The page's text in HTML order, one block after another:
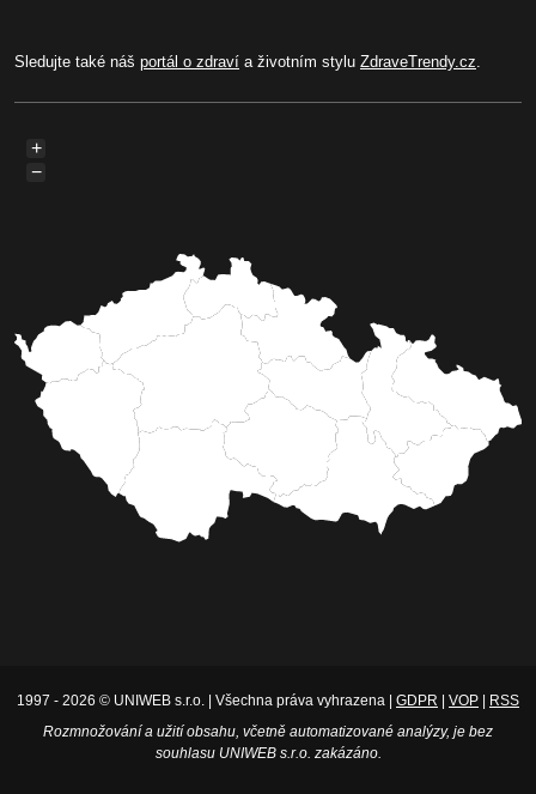
Sledujte také náš portál o zdraví a životním stylu ZdraveTrendy.cz
+
−
1997 - 2026 © UNIWEB s.r.o. | Všechna práva vyhrazena | GDPR | VOP | RSS
Rozmnožování a užití obsahu, včetně automatizované analýzy, je bez
souhlasu UNIWEB s.r.o. zakázáno.